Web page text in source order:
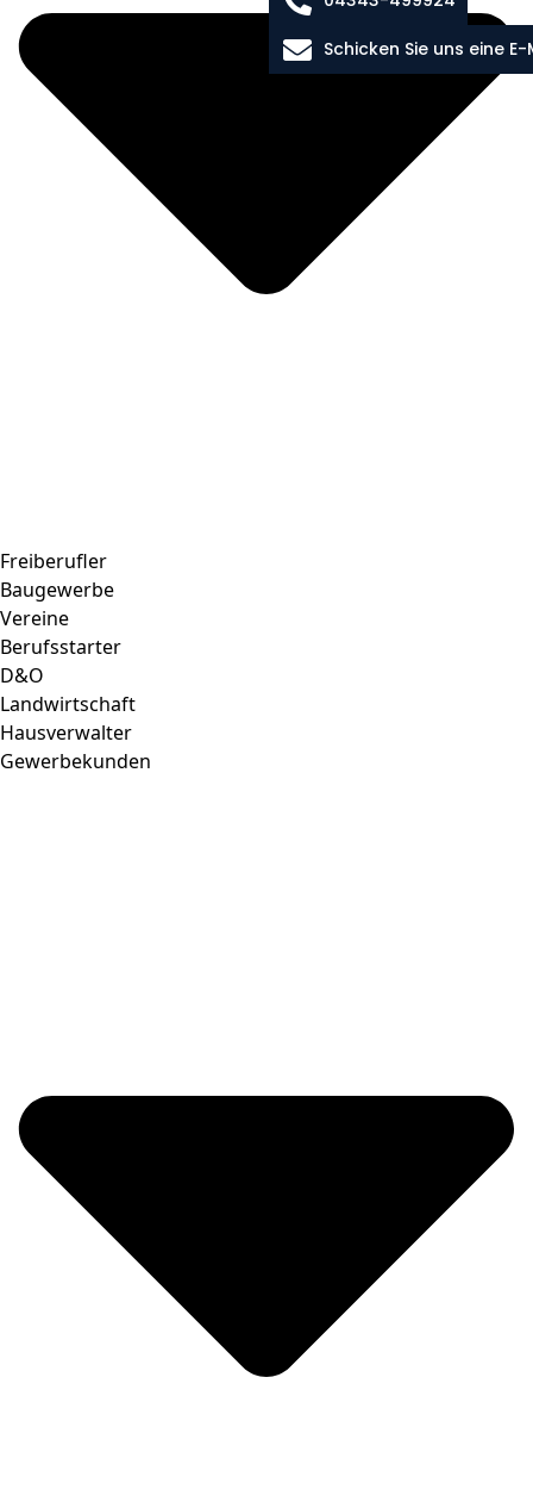
Freiberufler
Baugewerbe
Vereine
Berufsstarter
D&O
Landwirtschaft
Hausverwalter
Gewerbekunden
Schicken Sie uns eine E-